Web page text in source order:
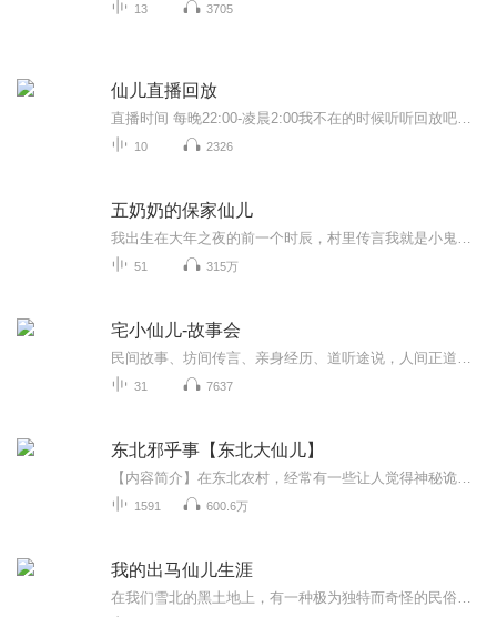
13 3705
仙儿直播回放
10 2326
五奶奶的保家仙儿
51 315万
宅小仙儿-故事会
31 7637
东北邪乎事【东北大仙儿】
1591 600.6万
我的出马仙儿生涯